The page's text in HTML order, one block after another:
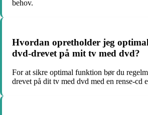
behov.
Hvordan opretholder jeg
dvd-drevet på mit tv med dvd?
For at sikre optimal funktion bør du
drevet på dit tv med dvd med en rense-cd